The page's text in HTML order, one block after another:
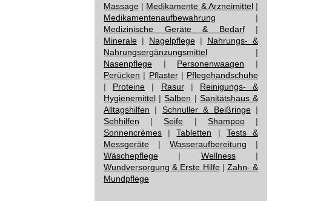
Massage | Medikamente & Arzneimittel|
Medikamentenaufbewahrung |
Medizinische Geräte & Bedarf|
Minerale | Nagelpflege | Nahrungs- &
Nahrungsergänzungsmittel |
Nasenpflege | Personenwaagen |
Perücken | Pflaster| Pflegehandschuhe
| Proteine | Rasur| Reinigungs- &
Hygienemittel |Salben | Sanitätshaus &
Alltagshilfen | Schnuller & Beißringe|
Sehhilfen |Seife | Shampoo|
Sonnencrèmes |Tabletten | Tests &
Messgeräte | Wasseraufbereitung |
Wäschepflege | Wellness|
Wundversorgung & Erste Hilfe| Zahn- &
Mundpflege